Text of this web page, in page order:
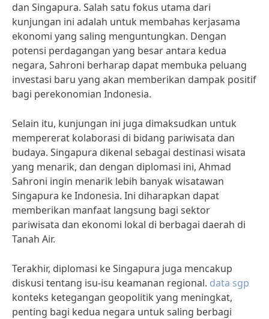
dan Singapura. Salah satu fokus utama dari
kunjungan ini adalah untuk membahas kerjasama
ekonomi yang saling menguntungkan. Dengan
potensi perdagangan yang besar antara kedua
negara, Sahroni berharap dapat membuka peluang
investasi baru yang akan memberikan dampak positif
bagi perekonomian Indonesia.
Selain itu, kunjungan ini juga dimaksudkan untuk
mempererat kolaborasi di bidang pariwisata dan
budaya. Singapura dikenal sebagai destinasi wisata
yang menarik, dan dengan diplomasi ini, Ahmad
Sahroni ingin menarik lebih banyak wisatawan
Singapura ke Indonesia. Ini diharapkan dapat
memberikan manfaat langsung bagi sektor
pariwisata dan ekonomi lokal di berbagai daerah di
Tanah Air.
Terakhir, diplomasi ke Singapura juga mencakup
diskusi tentang isu-isu keamanan regional. data sgp
konteks ketegangan geopolitik yang meningkat,
penting bagi kedua negara untuk saling berbagi